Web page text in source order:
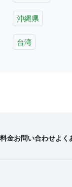
沖縄県
台湾
料金お問い合わせよく